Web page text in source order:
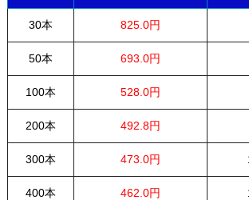
30本 825.0円
50本 693.0円
100本 528.0円
200本 492.8円
300本 473.0円
400本 462.0円